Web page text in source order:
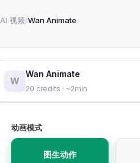
AI 视频/Wan Animate
W
Wan Animate
20 credits · ~2min
动画模式
图生动作